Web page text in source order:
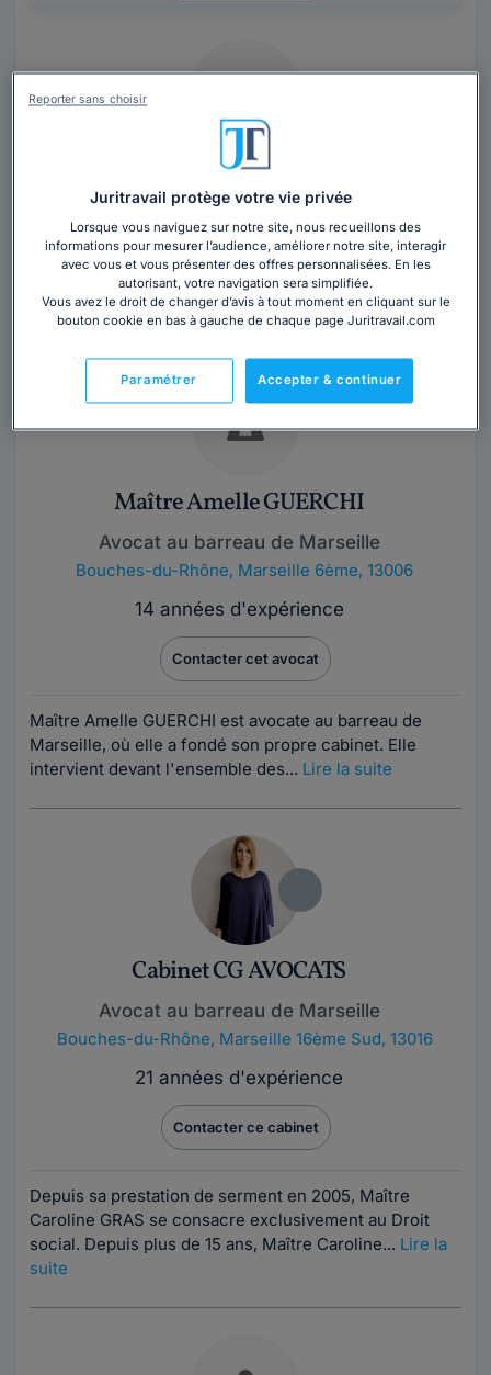
Cabinet MARIE LEFRANCOIS-BALDONI
Bouches-du-Rhône,Marseille, 13000
Contacter ce cabinet
Maître Amelle GUERCHI
Avocat au barreau de Marseille
Bouches-du-Rhône, Marseille 6ème, 13006
14 années d'expérience
Contacter cet avocat
Maître Amelle GUERCHI est avocate au barreau de
Marseille, où elle a fondé son propre cabinet. Elle
intervient devant l'ensemble des... Lire la suite
Cabinet CG AVOCATS
Avocat au barreau de Marseille
Bouches-du-Rhône, Marseille 16ème Sud, 13016
21 années d'expérience
Contacter ce cabinet
Depuis sa prestation de serment en 2005, Maître
Caroline GRAS se consacre exclusivement au Droit
social. Depuis plus de 15 ans, Maître Caroline... Lire la
suite
Juritravail protège votre vie privée
Lorsque vous naviguez sur notre site, nous recueillons des
informations pour mesurer l’audience, améliorer notre site, interagir
avec vous et vous présenter des offres personnalisées. En les
autorisant, votre navigation sera simplifiée.
Vous avez le droit de changer d’avis à tout moment en cliquant sur le
bouton cookie en bas à gauche de chaque page Juritravail.com
Accepter & continuer
Paramétrer
Reporter sans choisir